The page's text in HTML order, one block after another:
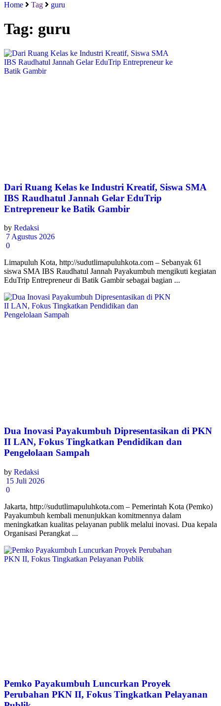
Home Tag guru
Tag: guru
Dari Ruang Kelas ke Industri Kreatif, Siswa SMA
IBS Raudhatul Jannah Gelar EduTrip
Entrepreneur ke Batik Gambir
by Redaksi
7 Agustus 2026
0
Limapuluh Kota, http://sudutlimapuluhkota.com – Sebanyak 61
siswa SMA IBS Raudhatul Jannah Payakumbuh mengikuti kegiatan
EduTrip Entrepreneur di Batik Gambir sebagai bagian ...
Dua Inovasi Payakumbuh Dipresentasikan di PKN
II LAN, Fokus Tingkatkan Pendidikan dan
Pengelolaan Sampah
by Redaksi
15 Juli 2026
0
Jakarta, http://sudutlimapuluhkota.com – Pemerintah Kota (Pemko)
Payakumbuh kembali menunjukkan komitmennya dalam
meningkatkan kualitas pelayanan publik melalui inovasi. Dua kepala
Organisasi Perangkat ...
Pemko Payakumbuh Luncurkan Proyek
Perubahan PKN II, Fokus Tingkatkan Pelayanan